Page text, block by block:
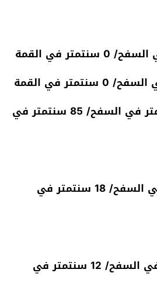
جبل أزيون: 50 سنتمتر في السفح/ 85 سنتمتر في
أغبالة: 15 سنتمتر في السفح/ 18 سنتمتر في
بولمان: 12 سنتمتر في السفح/ 12 سنتمتر في